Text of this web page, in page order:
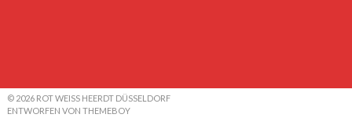
© 2026 ROT WEISS HEERDT DÜSSELDORF
ENTWORFEN VON THEMEBOY